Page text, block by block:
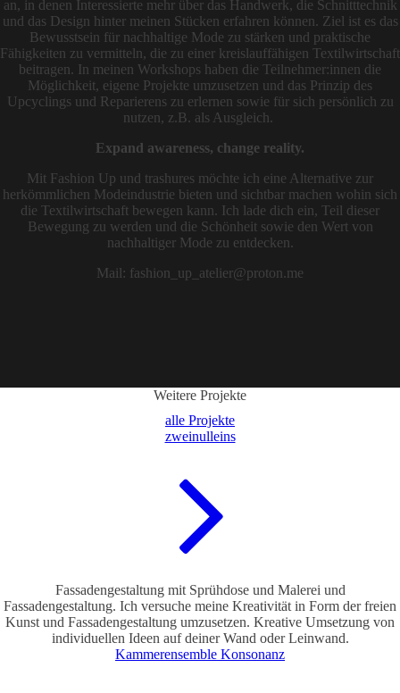
an, in denen Interessierte mehr über das Handwerk, die Schnitttechnik
und das Design hinter meinen Stücken erfahren können. Ziel ist es das
Bewusstsein für nachhaltige Mode zu stärken und praktische
Fähigkeiten zu vermitteln, die zu einer kreislauffähigen Textilwirtschaft
beitragen. In meinen Workshops haben die Teilnehmer:innen die
Möglichkeit, eigene Projekte umzusetzen und das Prinzip des
Upcyclings und Reparierens zu erlernen sowie für sich persönlich zu
nutzen, z.B. als Ausgleich.
Expand awareness, change reality.
Mit Fashion Up und trashures möchte ich eine Alternative zur
herkömmlichen Modeindustrie bieten und sichtbar machen wohin sich
die Textilwirtschaft bewegen kann. Ich lade dich ein, Teil dieser
Bewegung zu werden und die Schönheit sowie den Wert von
nachhaltiger Mode zu entdecken.
Mail: fashion_up_atelier@proton.me
Weitere Projekte
alle Projekte
zweinulleins
Fassadengestaltung mit Sprühdose und Malerei und
Fassadengestaltung. Ich versuche meine Kreativität in Form der freien
Kunst und Fassadengestaltung umzusetzen. Kreative Umsetzung von
individuellen Ideen auf deiner Wand oder Leinwand.
Kammerensemble Konsonanz